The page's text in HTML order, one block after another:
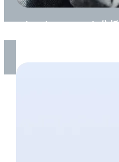
マーケットニュースと分析